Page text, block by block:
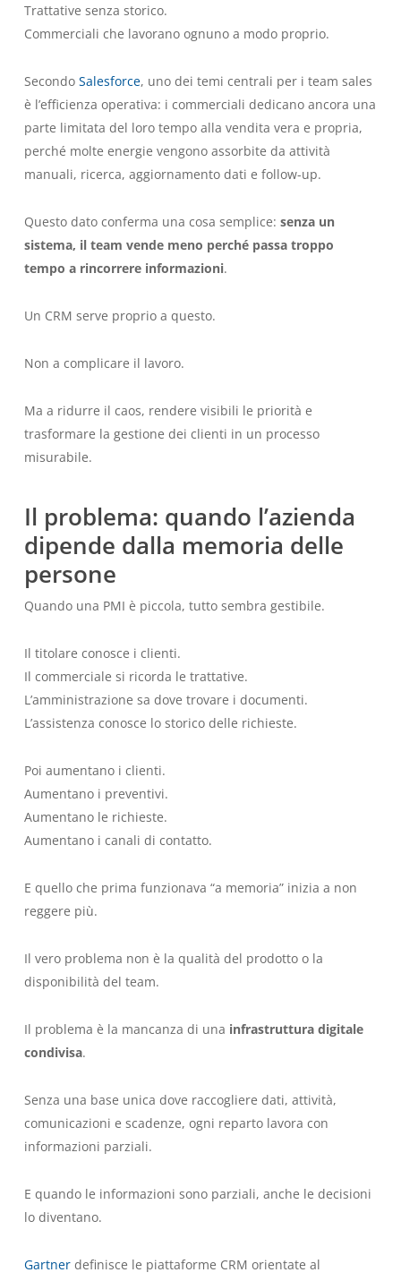
Trattative senza storico.
Commerciali che lavorano ognuno a modo proprio.
Secondo Salesforce, uno dei temi centrali per i team sales
è l’efficienza operativa: i commerciali dedicano ancora una
parte limitata del loro tempo alla vendita vera e propria,
perché molte energie vengono assorbite da attività
manuali, ricerca, aggiornamento dati e follow-up.
Questo dato conferma una cosa semplice: senza un
sistema, il team vende meno perché passa troppo
tempo a rincorrere informazioni.
Un CRM serve proprio a questo.
Non a complicare il lavoro.
Ma a ridurre il caos, rendere visibili le priorità e
trasformare la gestione dei clienti in un processo
misurabile.
Il problema: quando l’azienda
dipende dalla memoria delle
persone
Quando una PMI è piccola, tutto sembra gestibile.
Il titolare conosce i clienti.
Il commerciale si ricorda le trattative.
L’amministrazione sa dove trovare i documenti.
L’assistenza conosce lo storico delle richieste.
Poi aumentano i clienti.
Aumentano i preventivi.
Aumentano le richieste.
Aumentano i canali di contatto.
E quello che prima funzionava “a memoria” inizia a non
reggere più.
Il vero problema non è la qualità del prodotto o la
disponibilità del team.
Il problema è la mancanza di una infrastruttura digitale
condivisa.
Senza una base unica dove raccogliere dati, attività,
comunicazioni e scadenze, ogni reparto lavora con
informazioni parziali.
E quando le informazioni sono parziali, anche le decisioni
lo diventano.
Gartnerdefinisce le piattaforme CRM orientate al